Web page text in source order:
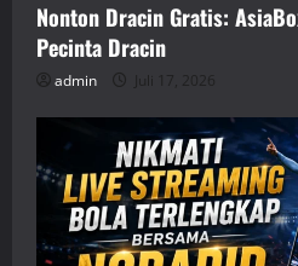
Nonton Dracin Gratis:
Pecinta Dracin
admin Juli 17, 2026